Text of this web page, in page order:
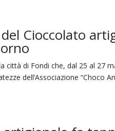
Cioccolato
città di Fondi che, dal 25 al 27
dell’Associazione “Choco